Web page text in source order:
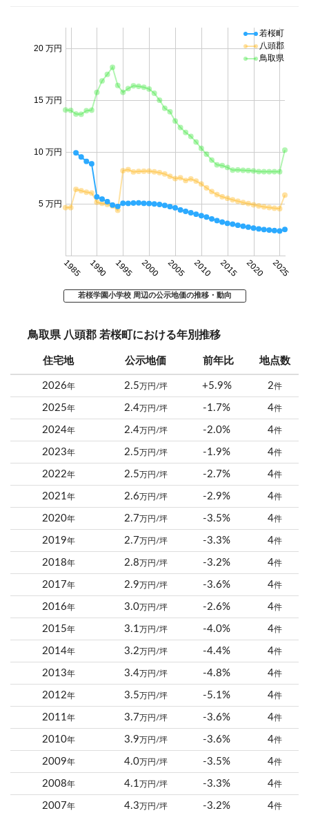
1985 1990 1995 2000 2005 2010 2015 2020 2025
5 万円
10 万円
15 万円
20 万円
若桜町
八頭郡
鳥取県
若桜学園小学校 周辺の公示地価の推移・動向
鳥取県 八頭郡 若桜町における年別推移
住宅地 公示地価 前年比 地点数
2026年 2.5 万円/坪 +5.9% 2件
2025年 2.4万円/坪 -1.7% 4件
2024年 2.4万円/坪 -2.0% 4件
2023年 2.5 万円/坪 -1.9% 4件
2022年 2.5 万円/坪 -2.7% 4件
2021年 2.6 万円/坪 -2.9% 4件
2020年 2.7 万円/坪 -3.5% 4件
2019年 2.7 万円/坪 -3.3% 4件
2018年 2.8 万円/坪 -3.2% 4件
2017年 2.9 万円/坪 -3.6% 4件
2016年 3.0万円/坪 -2.6% 4件
2015年 3.1 万円/坪 -4.0% 4件
2014年 3.2 万円/坪 -4.4% 4件
2013年 3.4万円/坪 -4.8% 4件
2012年 3.5 万円/坪 -5.1% 4件
2011年 3.7 万円/坪 -3.6% 4件
2010年 3.9 万円/坪 -3.6% 4件
2009年 4.0万円/坪 -3.5% 4件
2008年 4.1 万円/坪 -3.3% 4件
2007年 4.3 万円/坪 -3.2% 4件